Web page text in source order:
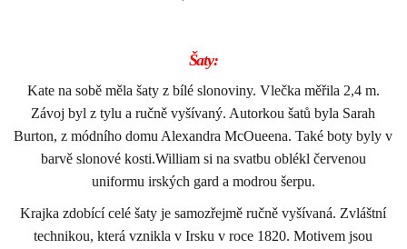
Šaty:
Kate na sobě měla šaty z bílé slonoviny. Vlečka měřila 2,4 m.
Závoj byl z tylu a ručně vyšívaný. Autorkou šatů byla Sarah
Burton, z módního domu Alexandra McOueena. Také boty byly v
barvě slonové kosti.William si na svatbu oblékl červenou
uniformu irských gard a modrou šerpu.
Krajka zdobící celé šaty je samozřejmě ručně vyšívaná. Zvláštní
technikou, která vznikla v Irsku v roce 1820. Motivem jsou